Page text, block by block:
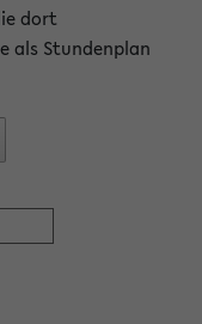
dort
als Stundenplan